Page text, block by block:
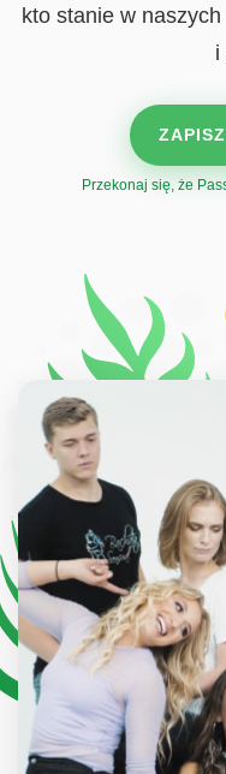
kto stanie w
i
Przekonaj się, że